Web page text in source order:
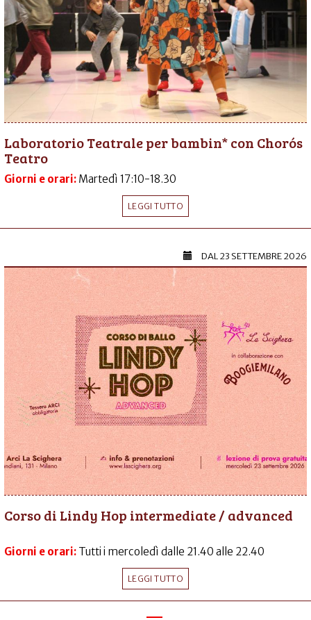
Laboratorio Teatrale per bambin* con Chorós
Teatro
Giorni e orari: Martedì 17:10-18.30
LEGGI TUTTO
DAL23 SETTEMBRE 2026
Corso di Lindy Hop intermediate / advanced
Giorni e orari: Tutti i mercoledì dalle 21.40 alle 22.40
LEGGI TUTTO